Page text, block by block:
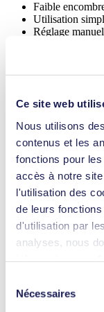
Ce site web
Nous utilisons
contenus et les
fonctions pour
accès à notre
l'utilisation des
de leurs
d'utilisation par
analyses, nous
informations à
fournies ou
Nécessaires
Faible
Utilisation
Réglage manuel
Matériaux de la
Matériau des
SIMDOS® 02 FEM
Datasheet SIMDOS®
PDF (1 MB) - Fiche
Manuel d’utilisation